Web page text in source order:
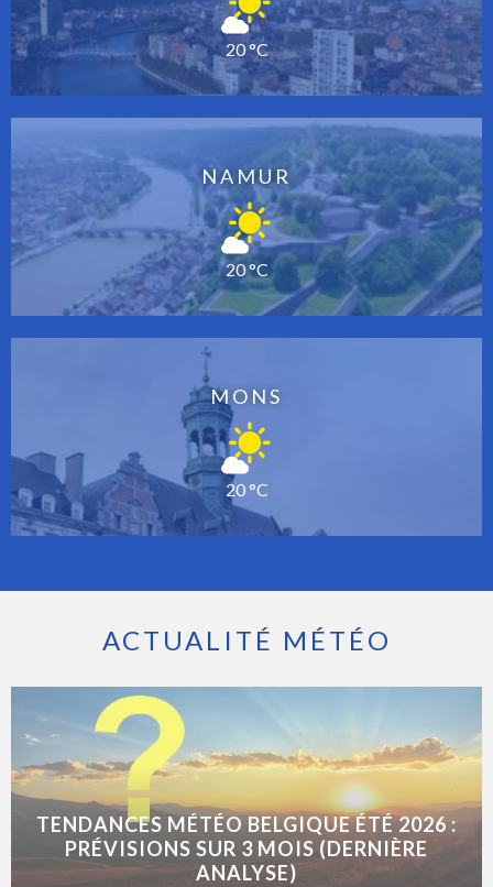
20 °C
NAMUR
20 °C
MONS
20 °C
ACTUALITÉ MÉTÉO
TENDANCES MÉTÉO BELGIQUE ÉTÉ 2026 :
PRÉVISIONS SUR 3 MOIS (DERNIÈRE
ANALYSE)